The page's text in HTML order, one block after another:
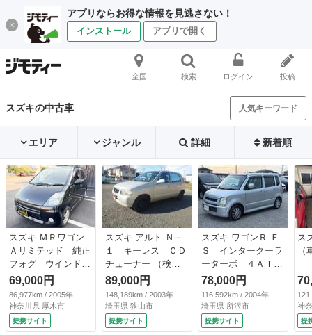
アプリならお得な情報を見逃さない！
インストール アプリで開く
全国 検索 ログイン 投稿
スズキの中古車 人気キーワード
エリア ジャンル 詳細 新着順
スズキ ＭＲワゴン
Ａリミテッド 純正
フォグ ウインドー
バイザー 純正１３
インチアルミ リア
スポイラー クロー
ムドアハンドル パ
イオニアＣＤデッ
69,000円
86,977km / 2005年
神奈川県 厚木市
提携サイト
スズキ アルト Ｎ－
１ キーレス ＣＤ
チューナー （検
8.10）
89,000円
148,189km / 2003年
埼玉県 狭山市
提携サイト
スズキ ワゴンＲ Ｆ
Ｓ インタークーラ
ーターボ ４ＡＴ
エアバック キーレ
ス パワーウィンド
ウ ＥＴＣ 社外ア
ルミ オートエアコ
ン 記録簿 （検
78,000円
116,592km / 2004年
埼玉県 所沢市
提携サイト
ス
神
提